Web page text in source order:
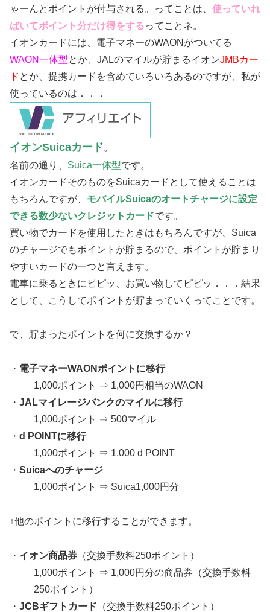
ゃーんとポイントが付与される。ってことは、 使っていれ
ばいてポイント分だけ得をするってことネ。
イオンカードには、電子マネーのWAONがついてる
WAON一体型とか、JALのマイルが貯まるイオンJMBカー
ド とか、提携カードを含めていろいろあるのですが、私が
使っているのは．．．
イオンSuicaカード。
名前の通り、 Suica一体型です。
イオンカードそのものをSuicaカードとして使えることは
もちろんですが、 モバイルSuicaのオートチャージに設定
できる数少ないクレジットカードです。
買い物でカードを使用したときはもちろんですが、Suica
のチャージでもポイントが貯まるので、ポイントが貯まり
やすいカードの一つと言えます。
電車に乗るときにピピッ、お買い物してピピッ．．．結果
として、こうしてポイントが貯まっていくってことです。
で、貯まったポイントを何に交換するか？
・ 電子マネーWAONポイントに移行
1,000ポイント ⇒ 1,000円相当のWAON
・ JALマイレージバンクのマイルに移行
1,000ポイント ⇒ 500マイル
・ d POINTに移行
1,000ポイント ⇒ 1,000 d POINT
・ Suicaへのチャージ
1,000ポイント ⇒ Suica1,000円分
↑他のポイントに移行することができます。
・ イオン商品券 （交換手数料250ポイント）
1,000ポイント ⇒ 1,000円分の商品券（交換手数料
250ポイント）
・ JCBギフトカード （交換手数料250ポイント）